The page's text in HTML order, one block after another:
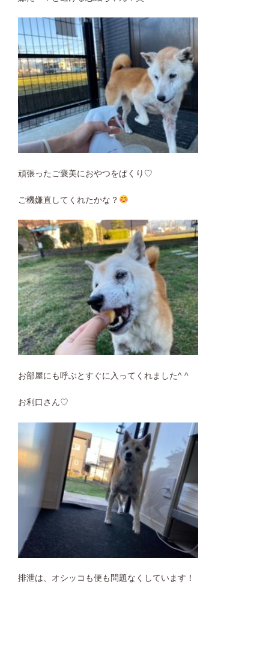
頑張ったご褒美におやつをぱくり♡
ご機嫌直してくれたかな？
お部屋にも呼ぶとすぐに入ってくれました^ ^
お利口さん♡
排泄は、オシッコも便も問題なくしています！